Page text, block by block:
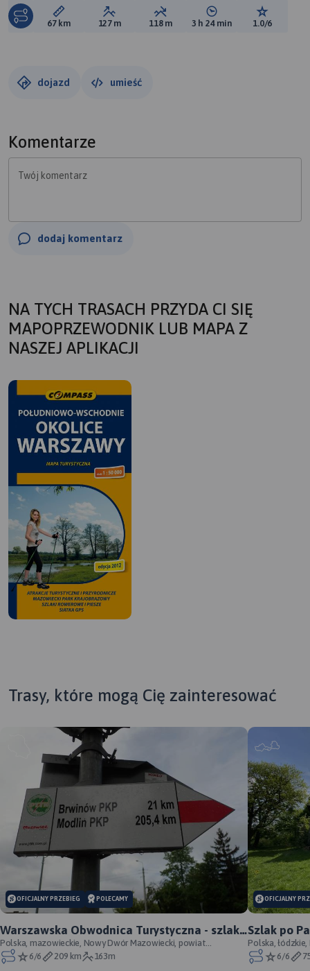
Długość trasy:
67 km Suma przewyższeń:
127 m Suma spadków:
118 m Średni czas potrzebny
3 h 24 min Ocena
1.0/6
dojazd umieść
Komentarze
Twój komentarz
dodaj komentarz
NA TYCH TRASACH PRZYDA CI SIĘ
MAPOPRZEWODNIK LUB MAPA Z
NASZEJ APLIKACJI
Trasy, które mogą Cię zainteresować
OFICJALNY PRZEBIEG POLECAMY
Warszawska Obwodnica Turystyczna - szlak
pieszy - oficjalny przebieg
Polska, mazowieckie, Nowy Dwór Mazowiecki, powiat
nowodworski
6/6 209 km 163m
OFICJALNY
Szlak po
Łódzkich -
Polska,
Wzniesień
6/6